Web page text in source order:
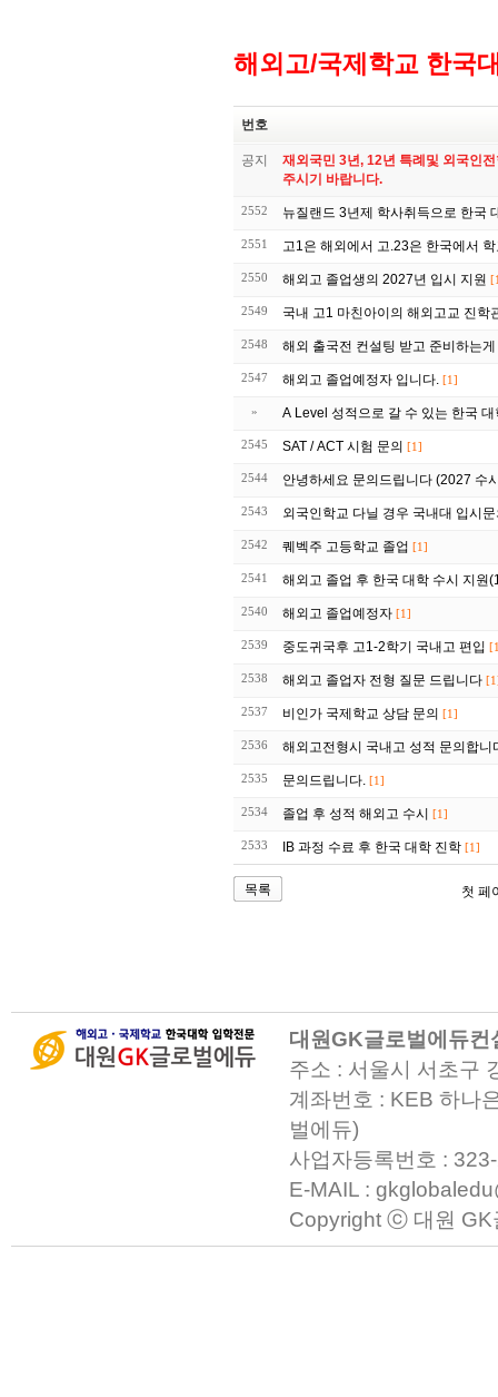
해외고/국제학교 한국
번호
공지
재외국민 3년, 12년 특례및 외국인
주시기 바랍니다.
2552 뉴질랜드 3년제 학사취득으로 한국
2551 고1은 해외에서 고.23은
2550 해외고 졸업생의 2027년 입시 지원
2549 국내 고1 마친아이의 해외고교 진학
2548 해외 출국전 컨설팅 받고 준비하는
2547 해외고 졸업예정자 입니다. [1]
» A Level 성적으로 갈 수 있는 한국 대
2545 SAT / ACT 시험 문의 [1]
2544 안녕하세요 문의드립니다 (2027 수
2543 외국인학교 다닐 경우 국내대 입시
2542 퀘벡주 고등학교 졸업 [1]
2541 해외고 졸업 후 한국 대학 수시 지원
2540 해외고 졸업예정자 [1]
2539 중도귀국후 고1-2학기 국내고 편입
2538 해외고 졸업자 전형 질문 드립니다
2537 비인가 국제학교 상담 문의 [1]
2536 해외고전형시 국내고 성적 문의합니
2535 문의드립니다. [1]
2534 졸업 후 성적 해외고 수시 [1]
2533 IB 과정 수료 후 한국 대학 진학 [1]
목록 첫 페
대원GK글로벌에듀
주소 : 서울시 서초구
계좌번호 : KEB 하나
벌에듀)
사업자등록번호 :
E-MAIL :
Copyright ⓒ 대원 GK